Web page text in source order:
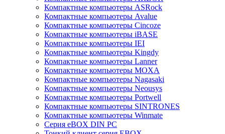
Компактные компьютеры ASRock
Компактные компьютеры Avalue
Компактные компьютеры Cincoze
Компактные компьютеры iBASE
Компактные компьютеры IEI
Компактные компьютеры Kingdy
Компактные компьютеры Lanner
Компактные компьютеры MOXA
Компактные компьютеры Nagasaki
Компактные компьютеры Neousys
Компактные компьютеры Portwell
Компактные компьютеры SINTRONES
Компактные компьютеры Winmate
Серия eBOX DIN PC